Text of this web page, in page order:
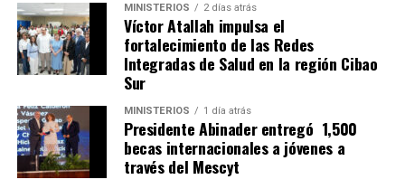
MINISTERIOS 2 días atrás
Víctor Atallah impulsa el
fortalecimiento de las Redes
Integradas de Salud en la región Cibao
Sur
MINISTERIOS 1 día atrás
Presidente Abinader entregó 1,500
becas internacionales a jóvenes a
través del Mescyt